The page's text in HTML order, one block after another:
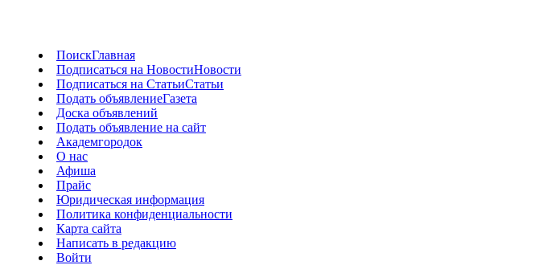
ПоискГлавная
Подписаться на НовостиНовости
Подписаться на СтатьиСтатьи
Подать объявлениеГазета
Доска объявлений
Подать объявление на сайт
Академгородок
О нас
Афиша
Прайс
Юридическая информация
Политика конфиденциальности
Карта сайта
Написать в редакцию
Войти